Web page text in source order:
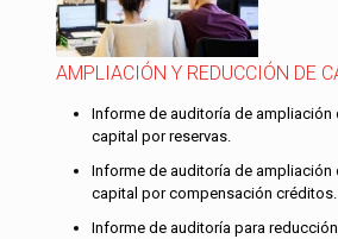
AMPLIACIÓN Y REDUCCIÓN DE
Informe de auditoría de ampliación
capital por reservas.
Informe de auditoría de ampliación
capital por compensación créditos.
Informe de auditoría para